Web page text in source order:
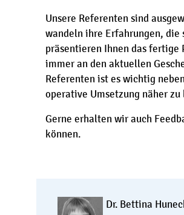
Unsere Referenten sind
wandeln ihre Erfahrungen, die
präsentieren Ihnen das
immer an den aktuellen
Referenten ist es wichtig
operative Umsetzung näher zu
Gerne erhalten wir auch
können.
Dr. Bettina